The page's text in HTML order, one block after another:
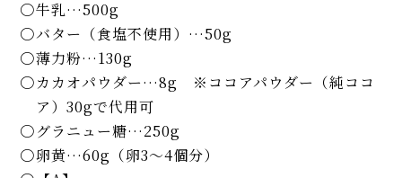
牛乳…500g
バター（食塩不使用）…50g
薄力粉…130g
カカオパウダー…8g ※ココアパウダー（純ココ
ア）30gで代用可
グラニュー糖…250g
卵黄…60g（卵3～4個分）